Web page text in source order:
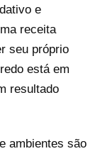
e
receita
seu próprio
está em
resultado
ambientes são